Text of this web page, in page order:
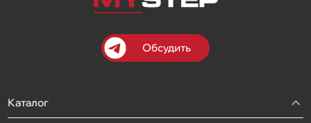
Обсудить
Каталог